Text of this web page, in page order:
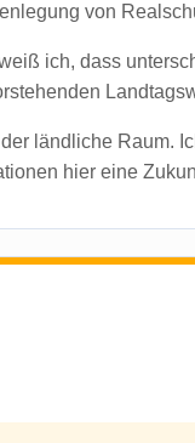
von
ich, dass
ländliche Raum.
hier eine